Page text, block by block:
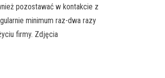
pozostawać w kontakcie z
minimum raz-dwa razy
firmy. Zdjęcia